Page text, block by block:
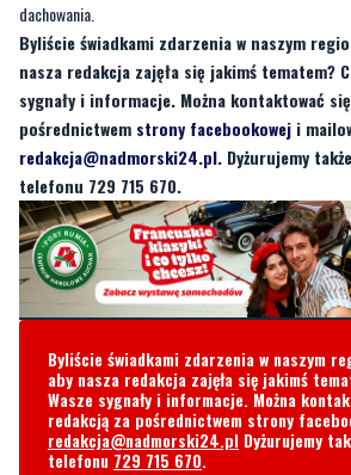
dachowania.
Byliście świadkami zdarzenia w naszym
nasza redakcja zajęła się jakimś tematem?
sygnały i informacje. Można kontaktować
pośrednictwem strony facebookowej i
redakcja@nadmorski24.pl. Dyżurujemy
telefonu 729 715 670.
Byliście świadkami zdarzenia w naszym
aby nasza redakcja zajęła się jakimś
Wasze sygnały i informacje. Można
redakcją za pośrednictwem strony
redakcja@nadmorski24.pl Dyżurujemy
telefonu 729 715 670.